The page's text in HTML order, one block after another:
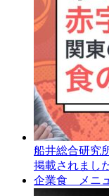
船井総合研究
掲載されまし
企業食 メニ